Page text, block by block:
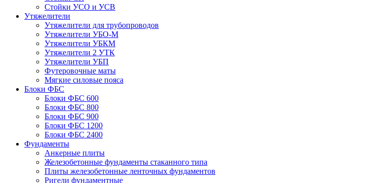
Стойки УСО и УСВ
Утяжелители
Утяжелители для трубопроводов
Утяжелители УБО-М
Утяжелители УБКМ
Утяжелители 2 УТК
Утяжелители УБП
Футеровочные маты
Мягкие силовые пояса
Блоки ФБС
Блоки ФБС 600
Блоки ФБС 800
Блоки ФБС 900
Блоки ФБС 1200
Блоки ФБС 2400
Фундаменты
Анкерные плиты
Железобетонные фундаменты стаканного типа
Плиты железобетонные ленточных фундаментов
Ригели фундаментные